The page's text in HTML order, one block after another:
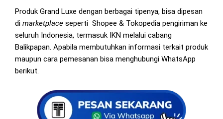
Produk Grand Luxe dengan berbagai tipenya, bisa dipesan
di marketplace seperti Shopee & Tokopedia pengiriman ke
seluruh Indonesia, termasuk IKN melalui cabang
Balikpapan. Apabila membutuhkan informasi terkait produk
maupun cara pemesanan bisa menghubungi WhatsApp
berikut.